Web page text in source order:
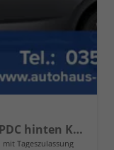
Essence Voll-LED-Scheinwerfer PDC hinten Klima
mit Tageszulassung